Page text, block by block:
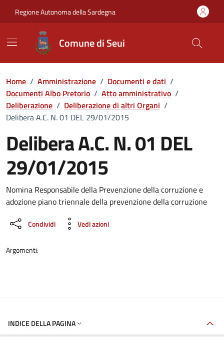
Regione Autonoma della Sardegna
Comune di Seui
Home / Amministrazione / Documenti e dati /
Documenti Albo Pretorio / Atto amministrativo /
Deliberazione / Deliberazione di altri Organi /
Delibera A.C. N. 01 DEL 29/01/2015
Delibera A.C. N. 01 DEL
29/01/2015
Dettaglio del documento
Nomina Responsabile della Prevenzione della corruzione e
adozione piano triennale della prevenzione della corruzione
Condividi Vedi azioni
Argomenti:
INDICE DELLA PAGINA